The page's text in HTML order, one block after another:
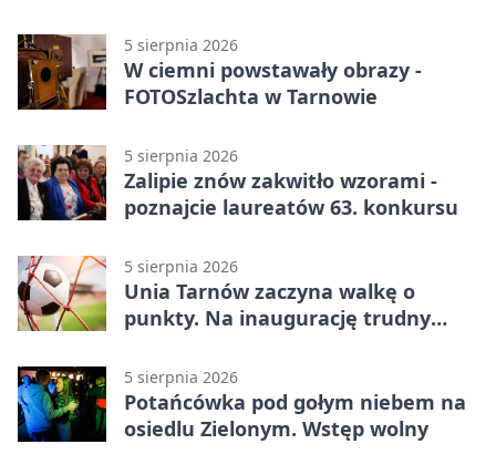
5 sierpnia 2026
W ciemni powstawały obrazy -
FOTOSzlachta w Tarnowie
5 sierpnia 2026
Zalipie znów zakwitło wzorami -
poznajcie laureatów 63. konkursu
5 sierpnia 2026
Unia Tarnów zaczyna walkę o
punkty. Na inaugurację trudny
5 sierpnia 2026
Potańcówka pod gołym niebem na
osiedlu Zielonym. Wstęp wolny